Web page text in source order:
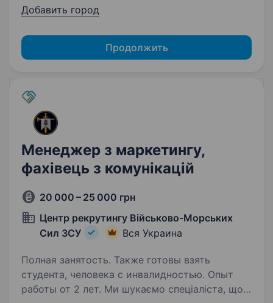
Добавить город
Продолжить
Менеджер з маркетингу,
фахівець з комунікацій
20 000 – 25 000 грн
Центр рекрутингу Військово-Морських
Сил ЗСУ
Вся Украина
Полная занятость. Также готовы взять
студента, человека с инвалидностью. Опыт
работы от 2 лет. Ми шукаємо спеціаліста, що